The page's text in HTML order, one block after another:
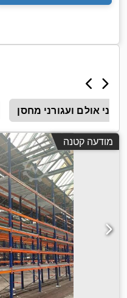
אולם ועגורני מחסן
מודעה קטנה